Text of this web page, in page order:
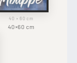
40 × 60 cm
40×60 cm